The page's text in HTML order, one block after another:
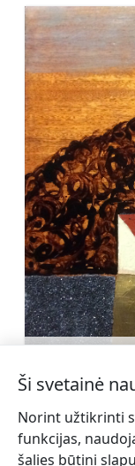
Ši svetainė
Norint užtikrinti
funkcijas,
šalies būtini